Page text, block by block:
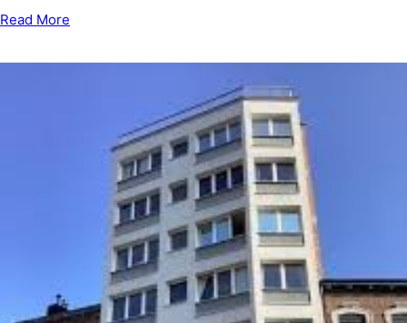
Read More